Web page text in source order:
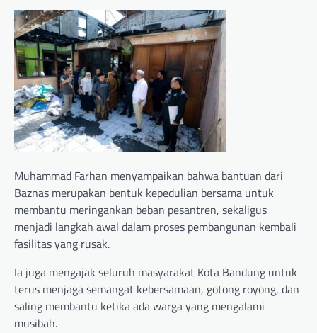
Muhammad Farhan menyampaikan bahwa bantuan dari
Baznas merupakan bentuk kepedulian bersama untuk
membantu meringankan beban pesantren, sekaligus
menjadi langkah awal dalam proses pembangunan kembali
fasilitas yang rusak.
Ia juga mengajak seluruh masyarakat Kota Bandung untuk
terus menjaga semangat kebersamaan, gotong royong, dan
saling membantu ketika ada warga yang mengalami
musibah.